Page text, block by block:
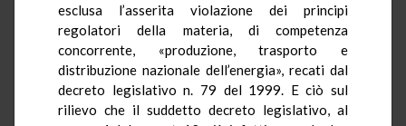
esclusa l’asserita violazione dei principi
regolatori della materia, di competenza
concorrente, «produzione, trasporto e
distribuzione nazionale dell’energia», recati dal
decreto legislativo n. 79 del 1999. E ciò sul
rilievo che il suddetto decreto legislativo, al